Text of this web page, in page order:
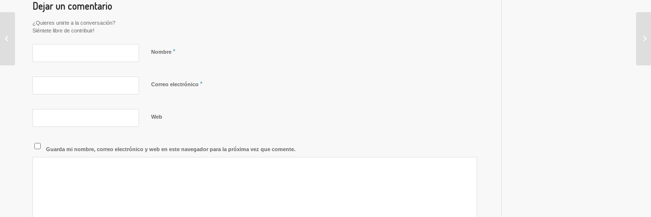
Dejar un comentario
¿Quieres unirte a la conversación?
Siéntete libre de contribuir!
Nombre *
Correo electrónico *
Web
Guarda mi nombre, correo electrónico y web en este navegador para la próxima vez que comente.
OFERTAS DE
TRABAJO / OFERTES
DE FEINA SETMANA